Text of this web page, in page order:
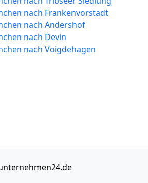
nach Frankenvorstadt
nach Andershof
nach Devin
nach Voigdehagen